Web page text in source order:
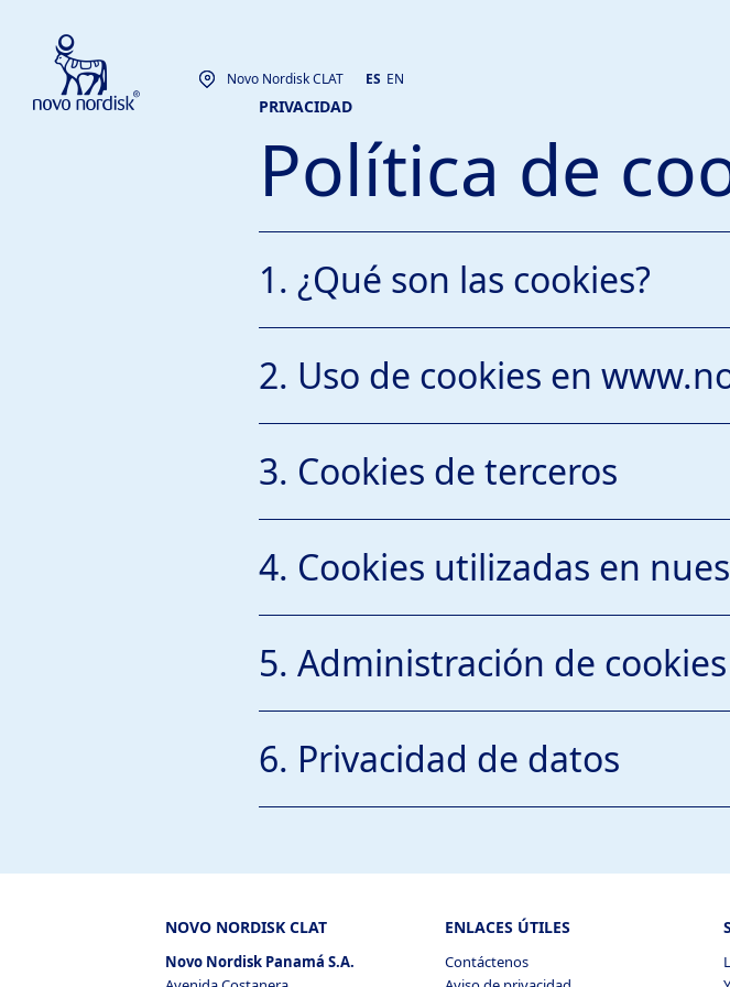
Novo Nordisk CLAT ES EN
PRIVACIDAD
Política de
1. ¿Qué son las cookies?
2. Uso de cookies en
2.1 El propietario de [www.novonordisk.com.pa] es
2.2 Cookies estrictamente necesarias
2.3 Cookies funcionales
3. Cookies de terceros
4. Cookies utilizadas en
5. Administración de cookies
6. Privacidad de datos
NOVO NORDISK CLAT
Novo Nordisk Panamá S.A.
ENLACES ÚTILES
Contáctenos